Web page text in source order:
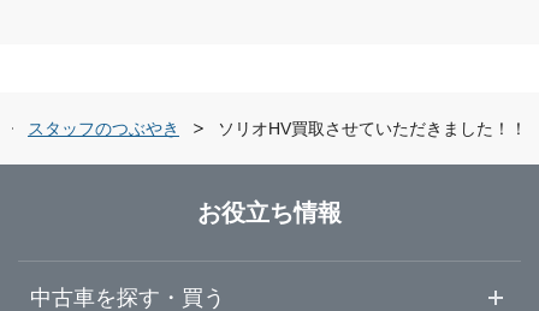
ガリバー富山掛尾店
LIBERALA リベラーラ富山
ガリバー高岡店
スタッフのつぶやき ソリオHV買取させていただきました！！
お役立ち情報
中古車を探す・買う